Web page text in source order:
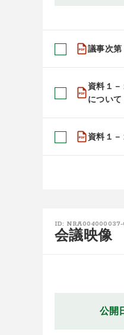
議事次第
資料１
について
資料１
ID: NRA004000037-
会議映像
公開